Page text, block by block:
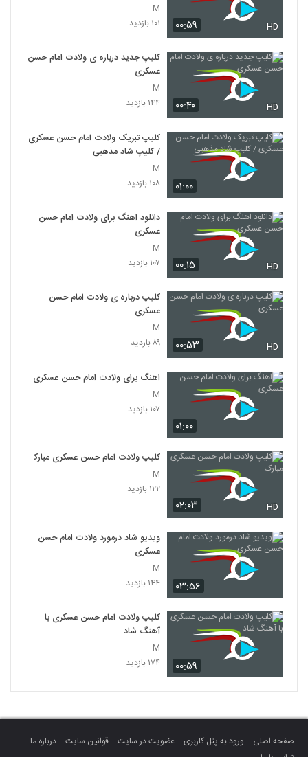
۰۰:۵۹ HD
M
۱۰۱ بازدید
۰۰:۴۰ HD
کلیپ جدید درباره ی ولادت امام حسن
عسکری
M
۱۴۴ بازدید
۰۱:۰۰
کلیپ تبریک ولادت امام حسن عسکری
/ کلیپ شاد مذهبی
M
۱۰۸ بازدید
۰۰:۱۵ HD
دانلود اهنگ برای ولادت امام حسن
عسکری
M
۱۰۷ بازدید
۰۰:۵۳ HD
کلیپ درباره ی ولادت امام حسن
عسکری
M
۸۹ بازدید
۰۱:۰۰
اهنگ برای ولادت امام حسن عسکری
M
۱۰۷ بازدید
۰۲:۰۳ HD
کلیپ ولادت امام حسن عسکری مبارک
M
۱۲۲ بازدید
۰۳:۵۶
ویدیو شاد درمورد ولادت امام حسن
عسکری
M
۱۴۴ بازدید
۰۰:۵۹
کلیپ ولادت امام حسن عسکری با
آهنگ شاد
M
۱۷۴ بازدید
صفحه اصلی ورود به پنل کاربری عضویت در سایت قوانین سایت
درباره ما